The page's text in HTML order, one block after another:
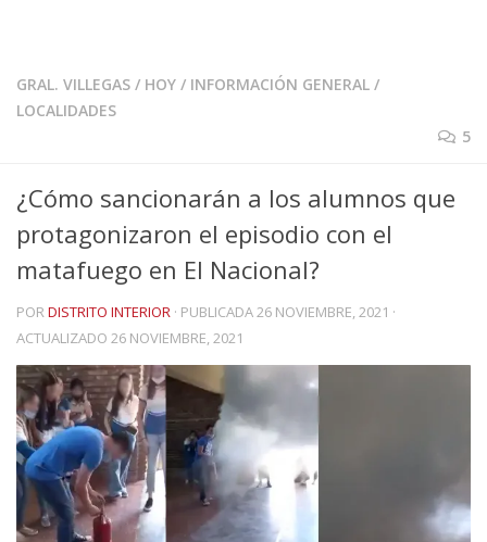
GRAL. VILLEGAS / HOY / INFORMACIÓN GENERAL /
LOCALIDADES
5
¿Cómo sancionarán a los alumnos que
protagonizaron el episodio con el
matafuego en El Nacional?
PORDISTRITO INTERIOR · PUBLICADA26 NOVIEMBRE, 2021 ·
ACTUALIZADO 26 NOVIEMBRE, 2021